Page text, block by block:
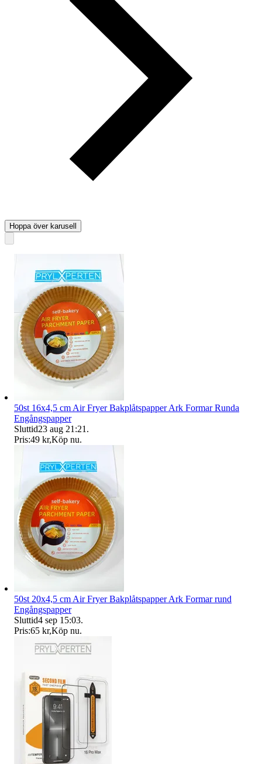
Hoppa över karusell
50st 16x4,5 cm Air Fryer Bakplåtspapper Ark Formar Runda
Engångspapper
Sluttid23 aug 21:21 .
Pris:49 kr,Köp nu.
50st 20x4,5 cm Air Fryer Bakplåtspapper Ark Formar rund
Engångspapper
Sluttid4 sep 15:03.
Pris:65 kr,Köp nu.